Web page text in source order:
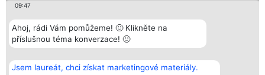
09:47
Ahoj, rádi Vám pomůžeme! 🙂 Klikněte na
příslušnou téma konverzace! 🙂
Jsem laureát, chci získat marketingové materiály.
Bright Side Solutions sp. z o.
o. sp. k.
Vítězové
Seznam všech
Kontakt